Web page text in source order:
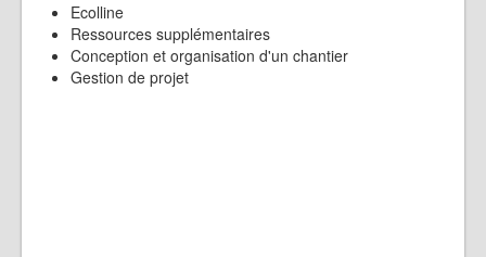
Ecolline
Ressources supplémentaires
Conception et organisation d'un chantier
Gestion de projet